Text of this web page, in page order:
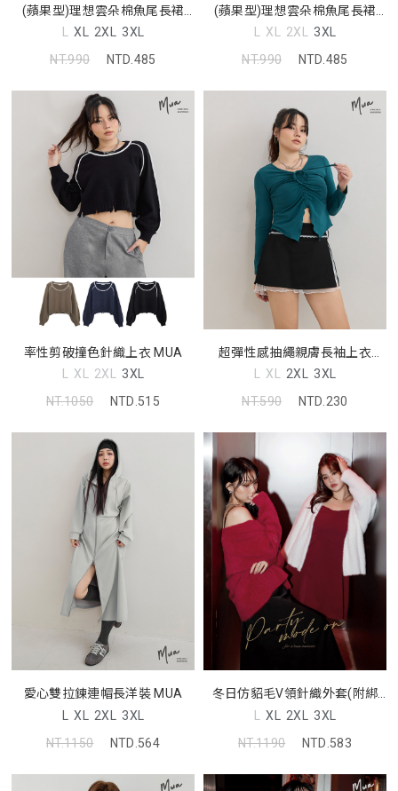
(蘋果型)理想雲朵棉魚尾長裙
MUA
L XL 2XL 3XL
NT.990
NTD.485
(蘋果型)理想雲朵棉魚尾長裙
MUA
L XL 2XL 3XL
NT.990
NTD.485
率性剪破撞色針織上衣 MUA
L XL 2XL 3XL
NT.1050
NTD.515
超彈性感抽繩親膚長袖上衣
MUA
L XL 2XL 3XL
NT.590
NTD.230
愛心雙拉鍊連帽長洋裝 MUA
L XL 2XL 3XL
NT.1150
NTD.564
冬日仿貂毛V領針織外套(附綁
帶) MUA
L XL 2XL 3XL
NT.1190
NTD.583